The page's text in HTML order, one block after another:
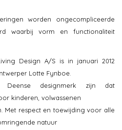
worden ongecompliceerde
waarbij vorm en functionaliteit
Design A/S is in januari 2012
Lotte Fynboe.
designmerk zijn dat
kinderen, volwassenen
Met respect en toewijding voor alle
natuur